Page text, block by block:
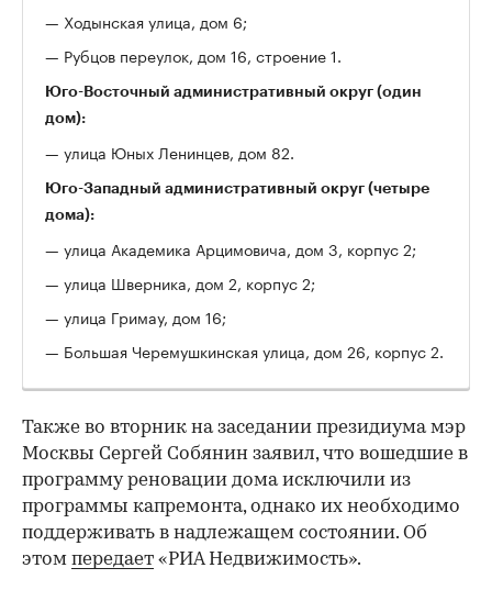
— Ходынская улица, дом 6;
— Рубцов переулок, дом 16, строение 1.
Юго-Восточный административный округ (один
дом):
— улица Юных Ленинцев, дом 82.
Юго-Западный административный округ (четыре
дома):
— улица Академика Арцимовича, дом 3, корпус 2;
— улица Шверника, дом 2, корпус 2;
— улица Гримау, дом 16;
— Большая Черемушкинская улица, дом 26, корпус 2.
Также во вторник на заседании президиума мэр
Москвы Сергей Собянин заявил, что вошедшие в
программу реновации дома исключили из
программы капремонта, однако их необходимо
поддерживать в надлежащем состоянии. Об
этом передает «РИА Недвижимость».